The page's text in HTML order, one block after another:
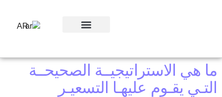
AR
ما هي الاستراتيجيــة الصحيحــة
التـي يقـوم عليهـا التسعيـر